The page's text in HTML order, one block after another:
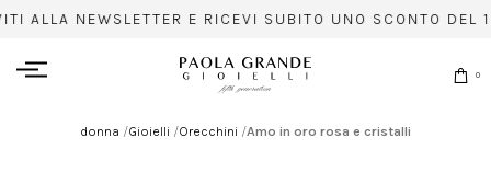
ALLA NEWSLETTER E RICEVI SUBITO UNO SCONTO
0
donna /Gioielli /Orecchini /Amo in oro rosa e cristalli